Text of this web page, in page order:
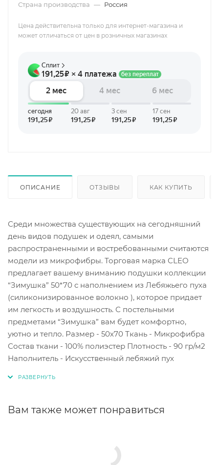
Страна производства — Россия
Цена действительна только для интернет-магазина и
может отличаться от цен в розничных магазинах
ОПИСАНИЕ ОТЗЫВЫ КАК КУПИТЬ
Среди множества существующих на сегодняшний
день видов подушек и одеял, самыми
распространенными и востребованными считаются
модели из микрофибры. Торговая марка CLEO
предлагает вашему вниманию подушки коллекции
“Зимушка” 50*70 с наполнением из Лебяжьего пуха
(силиконизированное волокно ), которое придает
им легкость и воздушность. С постельными
предметами “Зимушка” вам будет комфортно,
уютно и тепло. Размер - 50х70 Ткань - Микрофибра
Состав ткани - 100% полиэстер Плотность - 90 гр/м2
Наполнитель - Искусственный лебяжий пух
Вам также может понравиться